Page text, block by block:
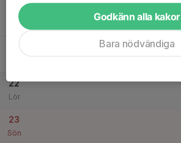
Tor
Division 4B Herr
22
Lör
23
Sön
Godkänn alla kakor
Bara nödvändiga